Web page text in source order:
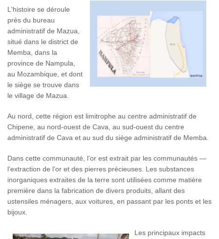
L'histoire se déroule
près du bureau
administratif de Mazua,
situé dans le district de
Memba, dans la
province de Nampula,
au Mozambique, et dont
le siège se trouve dans
le village de Mazua.
Au nord, cette région est limitrophe au centre administratif de
Chipene, au nord-ouest de Cava, au sud-ouest du centre
administratif de Cava et au sud du siège administratif de Memba.
Dans cette communauté, l’or est extrait par les communautés —
l’extraction de l’or et des pierres précieuses. Les substances
inorganiques extraites de la terre sont utilisées comme matière
première dans la fabrication de divers produits, allant des
ustensiles ménagers, aux voitures, en passant par les ponts et les
bijoux.
Les principaux impacts